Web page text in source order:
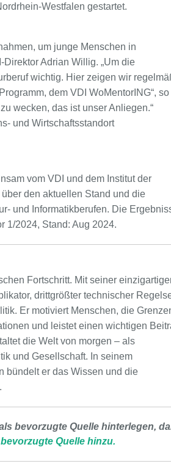
Westfalen gestartet.
um junge Menschen in
Adrian Willig. „Um die
wichtig. Hier zeigen wir
dem VDI WoMentorING“, so
wecken, das ist unser Anliegen.“
und Wirtschaftsstandort
vom VDI und dem Institut der
den aktuellen Stand und die
und Informatikberufen. Die
1/2024, Stand: Aug 2024.
Fortschritt. Mit seiner
drittgrößter technischer
Er motiviert Menschen, die
und leistet einen wichtigen
die Welt von morgen – als
und Gesellschaft. In seinem
bündelt er das Wissen und die
bevorzugte Quelle hinterlegen,
Quelle hinzu.